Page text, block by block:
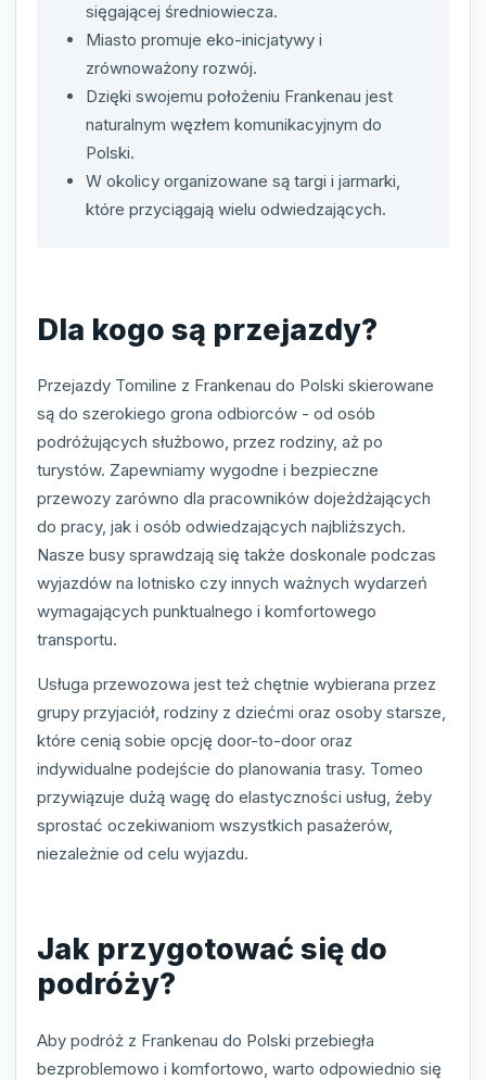
sięgającej średniowiecza.
Miasto promuje eko-inicjatywy i
zrównoważony rozwój.
Dzięki swojemu położeniu Frankenau jest
naturalnym węzłem komunikacyjnym do
Polski.
W okolicy organizowane są targi i jarmarki,
które przyciągają wielu odwiedzających.
Dla kogo są przejazdy?
Przejazdy Tomiline z Frankenau do Polski skierowane
są do szerokiego grona odbiorców - od osób
podróżujących służbowo, przez rodziny, aż po
turystów. Zapewniamy wygodne i bezpieczne
przewozy zarówno dla pracowników dojeżdżających
do pracy, jak i osób odwiedzających najbliższych.
Nasze busy sprawdzają się także doskonale podczas
wyjazdów na lotnisko czy innych ważnych wydarzeń
wymagających punktualnego i komfortowego
transportu.
Usługa przewozowa jest też chętnie wybierana przez
grupy przyjaciół, rodziny z dziećmi oraz osoby starsze,
które cenią sobie opcję door-to-door oraz
indywidualne podejście do planowania trasy. Tomeo
przywiązuje dużą wagę do elastyczności usług, żeby
sprostać oczekiwaniom wszystkich pasażerów,
niezależnie od celu wyjazdu.
Jak przygotować się do
podróży?
Aby podróż z Frankenau do Polski przebiegła
bezproblemowo i komfortowo, warto odpowiednio się